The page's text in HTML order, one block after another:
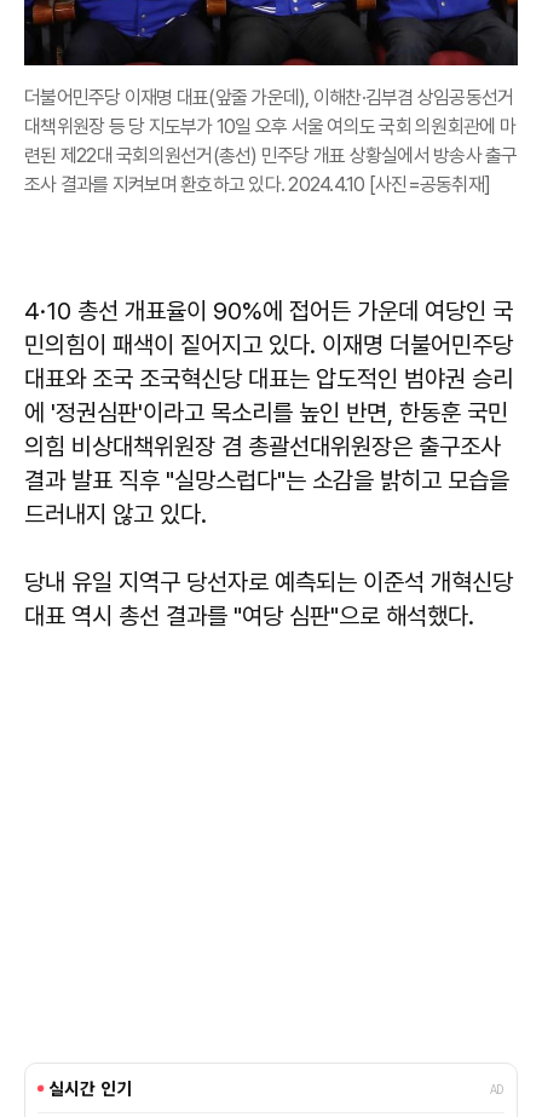
더불어민주당 이재명 대표(앞줄 가운데), 이해찬·김부겸 상임공동선거
대책위원장 등 당 지도부가 10일 오후 서울 여의도 국회 의원회관에 마
련된 제22대 국회의원선거(총선) 민주당 개표 상황실에서 방송사 출구
조사 결과를 지켜보며 환호하고 있다. 2024.4.10 [사진=공동취재]
4·10 총선 개표율이 90%에 접어든 가운데 여당인 국
민의힘이 패색이 짙어지고 있다. 이재명 더불어민주당
대표와 조국 조국혁신당 대표는 압도적인 범야권 승리
에 '정권심판'이라고 목소리를 높인 반면, 한동훈 국민
의힘 비상대책위원장 겸 총괄선대위원장은 출구조사
결과 발표 직후 "실망스럽다"는 소감을 밝히고 모습을
드러내지 않고 있다.
당내 유일 지역구 당선자로 예측되는 이준석 개혁신당
대표 역시 총선 결과를 "여당 심판"으로 해석했다.